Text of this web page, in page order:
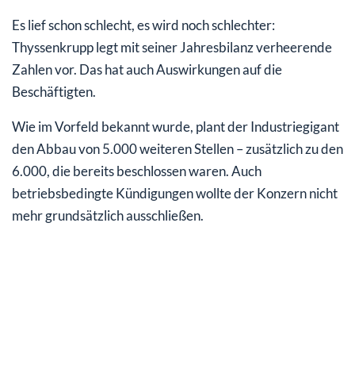
Thyssenkrupp Aktie: Flop im MDax
Es lief schon schlecht, es wird noch schlechter:
Thyssenkrupp legt mit seiner Jahresbilanz verheerende
Zahlen vor. Das hat auch Auswirkungen auf die
Beschäftigten.
Wie im Vorfeld bekannt wurde, plant der Industriegigant
den Abbau von 5.000 weiteren Stellen – zusätzlich zu den
6.000, die bereits beschlossen waren. Auch
betriebsbedingte Kündigungen wollte der Konzern nicht
mehr grundsätzlich ausschließen.